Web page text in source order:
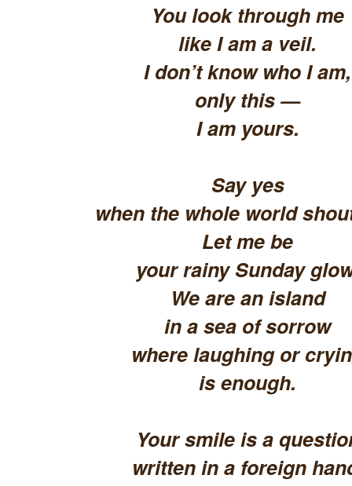
You look through me
like I am a veil.
I don’t know who I am,
only this —
I am yours.
Say yes
when the whole world
Let me be
your rainy Sunday
We are an island
in a sea of sorrow
where laughing or
is enough.
Your smile is a
written in a foreign